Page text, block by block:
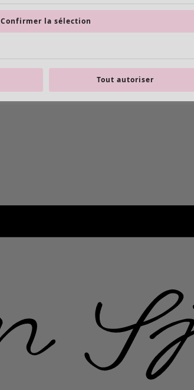
Confirmer la sélection
Tout autoriser